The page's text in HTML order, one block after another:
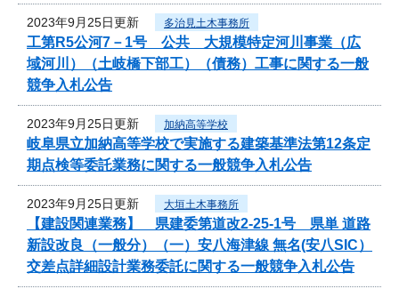
2023年9月25日更新 多治見土木事務所
工第R5公河7－1号 公共 大規模特定河川事業（広
域河川）（土岐橋下部工）（債務）工事に関する一般
競争入札公告
2023年9月25日更新 加納高等学校
岐阜県立加納高等学校で実施する建築基準法第12条定
期点検等委託業務に関する一般競争入札公告
2023年9月25日更新 大垣土木事務所
【建設関連業務】 県建委第道改2-25-1号 県単 道路
新設改良（一般分）（一）安八海津線 無名(安八SIC）
交差点詳細設計業務委託に関する一般競争入札公告